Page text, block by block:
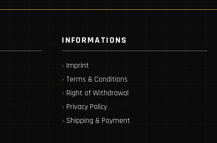
INFORMATIONS
Imprint
Terms & Conditions
Right of Withdrawal
Privacy Policy
Shipping & Payment